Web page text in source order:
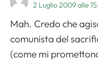
2 Luglio 2009 alle
Mah. Credo che
comunista del
(come mi